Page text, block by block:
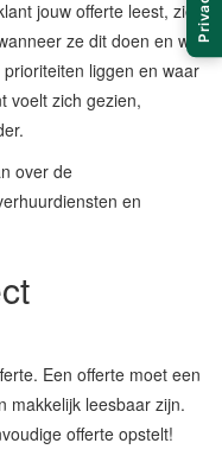
jouw offerte leest, ziet
ze dit doen en wat
liggen en waar
voelt zich gezien,
over de
en
Een offerte moet een
makkelijk leesbaar zijn.
offerte opstelt!
Privacy